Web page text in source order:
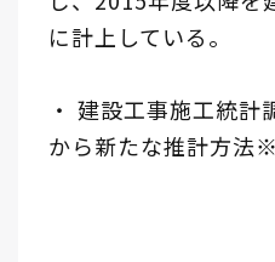
に計上している。
・ 建設工事施工統
から新たな推計方法※